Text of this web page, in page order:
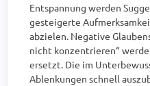
Entspannung werden
gesteigerte
abzielen. Negative
nicht konzentrieren“
ersetzt. Die im
Ablenkungen schnell